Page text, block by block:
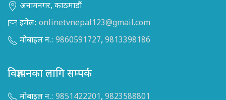
अनामनगर, काठमाडौं
इमेल: onlinetvnepal123@gmail.com
मोबाइल न.: 9860591727, 9813398186
विज्ञापनका लागि सम्पर्क
मोबाइल न.: 9851422201, 9823588801